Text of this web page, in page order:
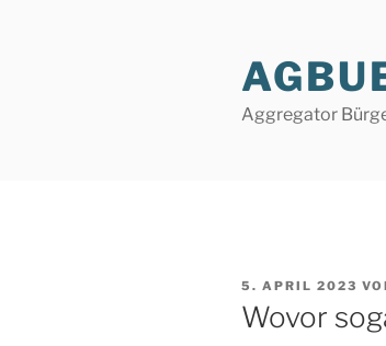
Aggregator
VERÖFFENTLICHT
AM
5. APRIL 2023
Wovor